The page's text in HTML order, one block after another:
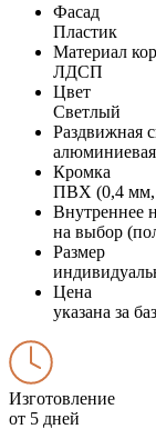
Фасад
Пластик
Материал
ЛДСП
Цвет
Светлый
Раздвижная
Кромка
ПВХ (0,4
Внутреннее
на выбор
Размер
Цена
указана за
Изготовление
от 5 дней